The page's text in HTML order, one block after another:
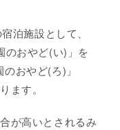
泊施設として、
のおやど(い)」を
おやど(ろ)」
ます。
が高いとされるみ